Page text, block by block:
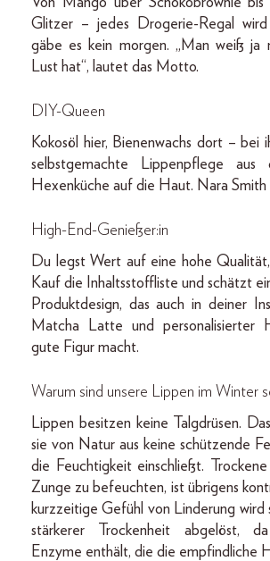
Glitzer – jedes Drogerie-Regal wird
gäbe es kein morgen. „Man weiß ja
Lust hat“, lautet das Motto.
DIY-Queen
Kokosöl hier, Bienenwachs dort – bei
selbstgemachte Lippenpflege aus
Hexenküche auf die Haut. Nara Smith
High-End-Genießer:in
Du legst Wert auf eine hohe
Kauf die Inhaltsstoffliste und schätzt
Produktdesign, das auch in deiner
Matcha Latte und personalisierter
gute Figur macht.
Warum sind unsere Lippen im Winter
Lippen besitzen keine Talgdrüsen.
sie von Natur aus keine schützende
die Feuchtigkeit einschließt.
Zunge zu befeuchten, ist übrigens
kurzzeitige Gefühl von Linderung wird
stärkerer Trockenheit abgelöst,
Enzyme enthält, die die empfindliche